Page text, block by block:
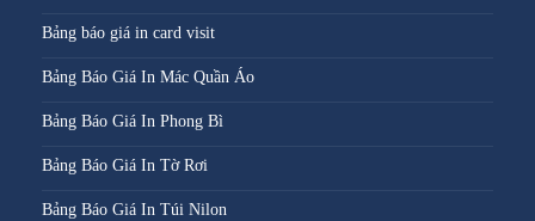
Bảng báo giá in card visit
Bảng Báo Giá In Mác Quần Áo
Bảng Báo Giá In Phong Bì
Bảng Báo Giá In Tờ Rơi
Bảng Báo Giá In Túi Nilon